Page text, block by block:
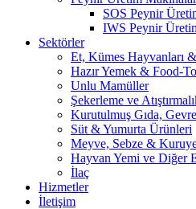
SOS Peynir
IWS Peynir
Sektörler
Et, Kümes Hayvanları
Hazır Yemek & Food-
Unlu Mamüller
Şekerleme ve
Kurutulmuş Gıda,
Süt & Yumurta Ürünleri
Meyve, Sebze &
Hayvan Yemi ve Diğer
İlaç
Hizmetler
İletişim